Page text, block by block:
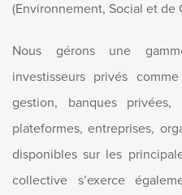
(Environnement, Social et de
Nous gérons une
investisseurs privés
gestion, banques privées,
plateformes, entreprises,
disponibles sur les
collective s’exerce